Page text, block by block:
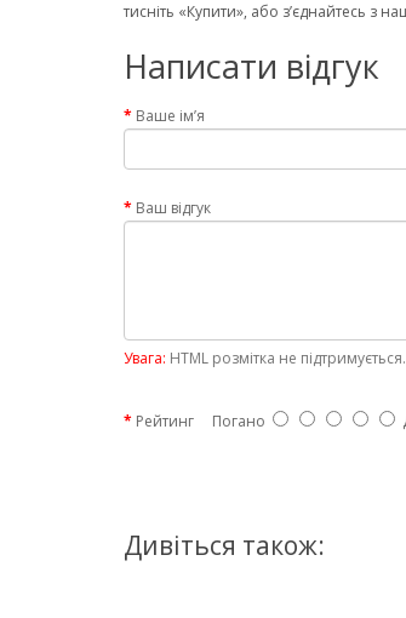
тисніть «Купити», або з’єднайтесь з
Написати відгук
Ваше ім’я
Ваш відгук
Увага: HTML розмітка не
Рейтинг Погано
Дивіться також: